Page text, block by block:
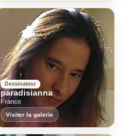
Dessinateur
paradisianna
France
Visiter la galerie